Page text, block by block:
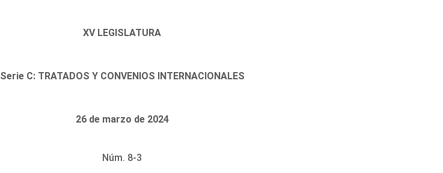
XV LEGISLATURA
Serie C: TRATADOS Y CONVENIOS INTERNACIONALES
26 de marzo de 2024
Núm. 8-3